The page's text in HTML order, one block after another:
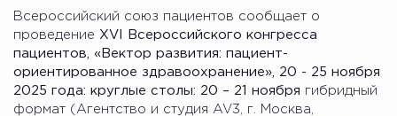
Всероссийский союз пациентов сообщает о
проведение XVI
Всероссийского конгресса
пациентов, «Вектор развития: пациент-
ориентированное здравоохранение», 20 - 25 ноября
2025 года: круглые столы: 20 – 21 ноября гибридный
формат (Агентство и студия AV3, г. Москва,